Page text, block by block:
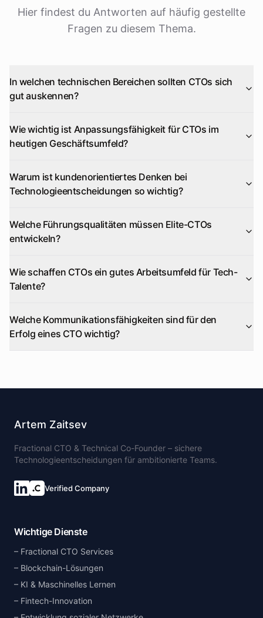
Hier findest du Antworten auf häufig gestellte
Fragen zu diesem Thema.
In welchen technischen Bereichen sollten CTOs sich
gut auskennen?
Wie wichtig ist Anpassungsfähigkeit für CTOs im
heutigen Geschäftsumfeld?
Warum ist kundenorientiertes Denken bei
Technologieentscheidungen so wichtig?
Welche Führungsqualitäten müssen Elite-CTOs
entwickeln?
Wie schaffen CTOs ein gutes Arbeitsumfeld für Tech-
Talente?
Welche Kommunikationsfähigkeiten sind für den
Erfolg eines CTO wichtig?
Artem Zaitsev
Fractional CTO & Technical Co-Founder – sichere
Technologieentscheidungen für ambitionierte Teams.
Verified Company
Wichtige Dienste
Fractional CTO Services
Blockchain-Lösungen
KI & Maschinelles Lernen
Fintech-Innovation